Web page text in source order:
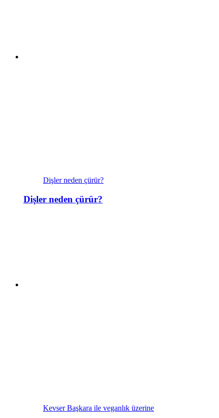
Dişler neden çürür?
Dişler neden çürür?
Kevser Başkara ile veganlık üzerine